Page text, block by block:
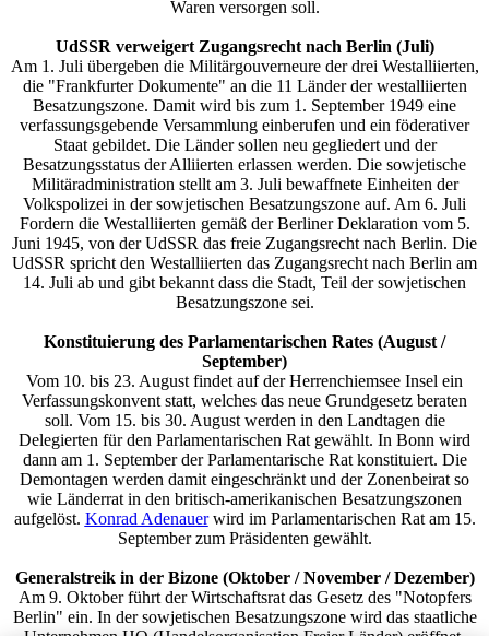
Waren versorgen soll.
UdSSR verweigert Zugangsrecht nach Berlin (Juli)
Am 1. Juli übergeben die Militärgouverneure der drei Westalliierten,
die "Frankfurter Dokumente" an die 11 Länder der westalliierten
Besatzungszone. Damit wird bis zum 1. September 1949 eine
verfassungsgebende Versammlung einberufen und ein föderativer
Staat gebildet. Die Länder sollen neu gegliedert und der
Besatzungsstatus der Alliierten erlassen werden. Die sowjetische
Militäradministration stellt am 3. Juli bewaffnete Einheiten der
Volkspolizei in der sowjetischen Besatzungszone auf. Am 6. Juli
Fordern die Westalliierten gemäß der Berliner Deklaration vom 5.
Juni 1945, von der UdSSR das freie Zugangsrecht nach Berlin. Die
UdSSR spricht den Westalliierten das Zugangsrecht nach Berlin am
14. Juli ab und gibt bekannt dass die Stadt, Teil der sowjetischen
Besatzungszone sei.
Konstituierung des Parlamentarischen Rates (August /
September)
Vom 10. bis 23. August findet auf der Herrenchiemsee Insel ein
Verfassungskonvent statt, welches das neue Grundgesetz beraten
soll. Vom 15. bis 30. August werden in den Landtagen die
Delegierten für den Parlamentarischen Rat gewählt. In Bonn wird
dann am 1. September der Parlamentarische Rat konstituiert. Die
Demontagen werden damit eingeschränkt und der Zonenbeirat so
wie Länderrat in den britisch-amerikanischen Besatzungszonen
aufgelöst. Konrad Adenauerwird im Parlamentarischen Rat am 15.
September zum Präsidenten gewählt.
Generalstreik in der Bizone (Oktober / November / Dezember)
Am 9. Oktober führt der Wirtschaftsrat das Gesetz des "Notopfers
Berlin" ein. In der sowjetischen Besatzungszone wird das staatliche